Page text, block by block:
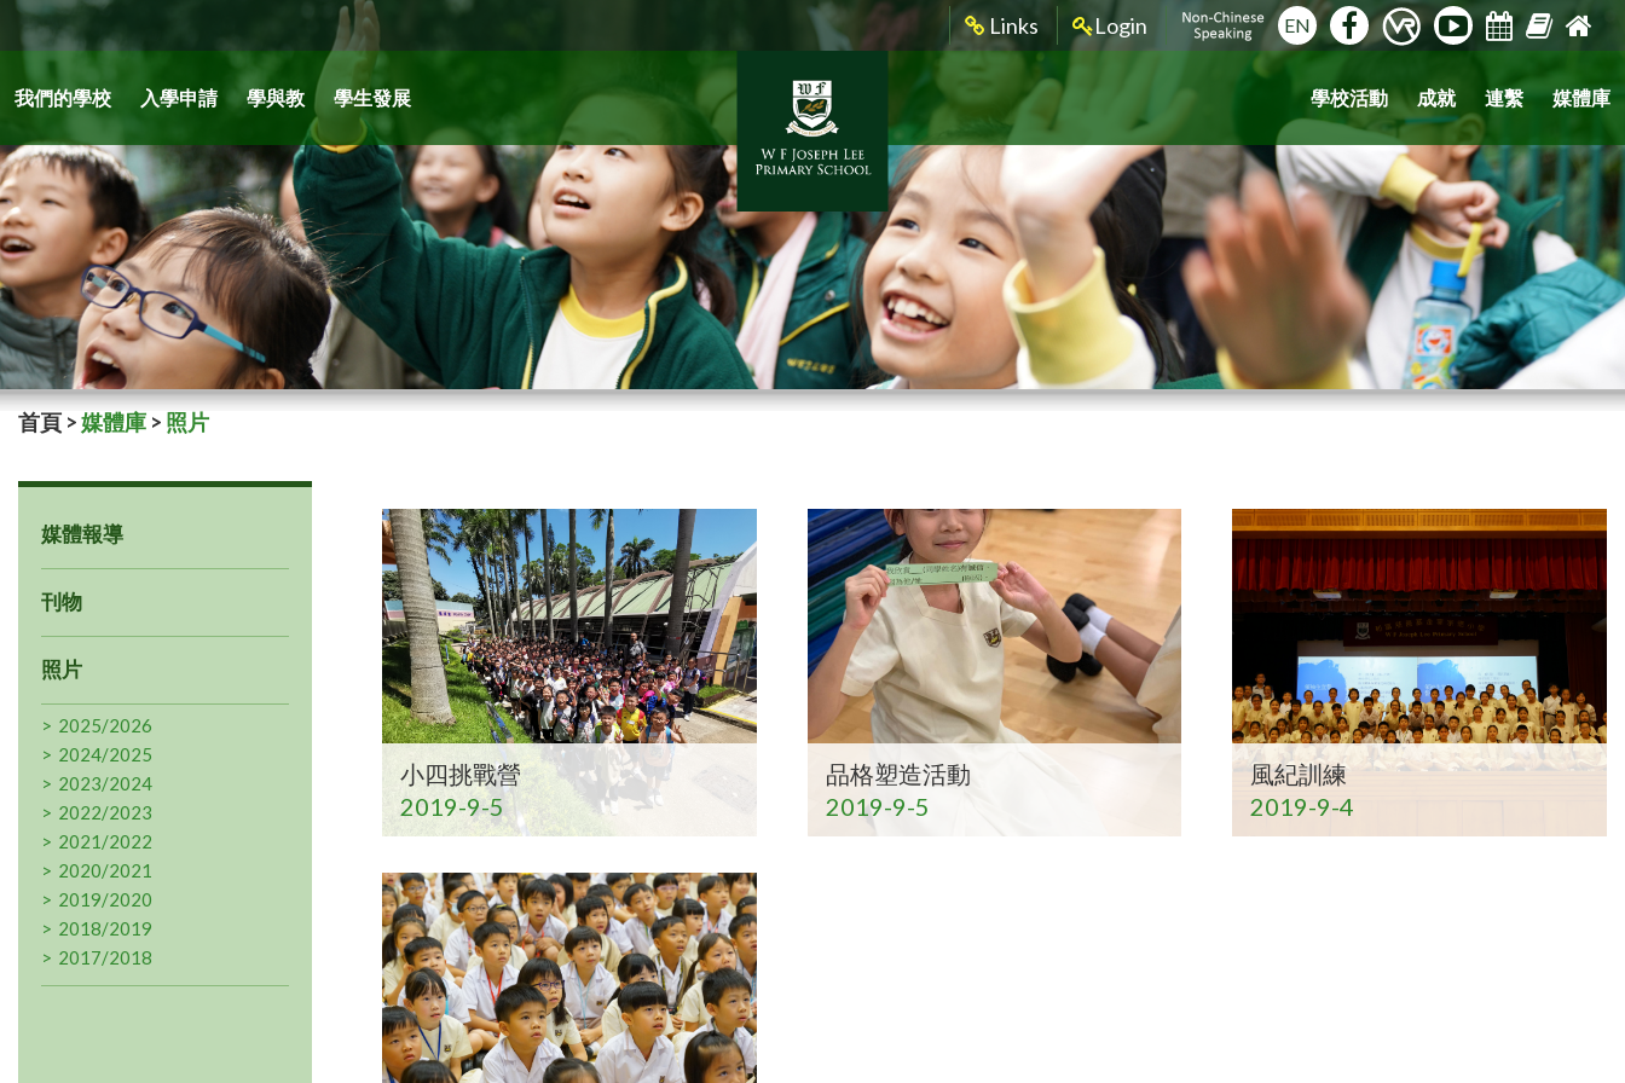
Links Login EN
我們的學校 入學申請 學與教 學生發展 學校活動 成就 連繫 媒體庫
首頁 >媒體庫 > 照片
媒體報導
刊物
照片
2025/2026
2024/2025
2023/2024
2022/2023
2021/2022
2020/2021
2019/2020
2018/2019
2017/2018
小四挑戰營
2019-9-5
品格塑造活動
2019-9-5
風紀訓練
2019-9-4